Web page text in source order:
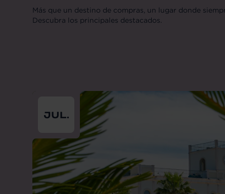
Más que un destino de compras, un lugar donde
Descubra los principales destacados.
2026-07-01till
JUL.